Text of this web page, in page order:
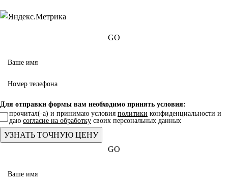
GO
Для отправки формы вам необходимо принять условия:
прочитал(-а) и принимаю условия политики конфиденциальности и
даю согласие на обработку своих персональных данных
GO